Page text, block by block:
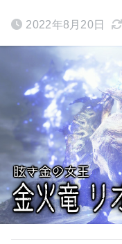
2022年8月20日